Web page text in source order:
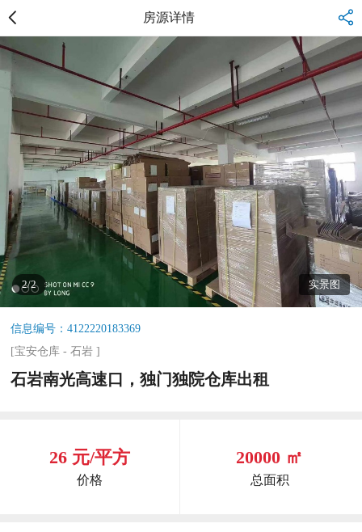
房源详情
2/2 实景图
信息编号：4122220183369
[宝安仓库 -石岩 ]
石岩南光高速口，独门独院仓库出租
26 元/平方
价格
20000 ㎡
总面积